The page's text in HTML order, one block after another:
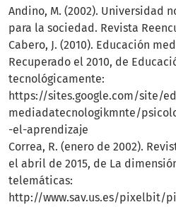
Andino, M. (2002). Universidad
para la sociedad. Revista
Cabero, J. (2010). Educación
Recuperado el 2010, de
tecnológicamente:
https://sites.google.com/site/
mediadatecnologikmnte/
-el-aprendizaje
Correa, R. (enero de 2002).
el abril de 2015, de La
telemáticas:
http://www.sav.us.es/pixelbit/